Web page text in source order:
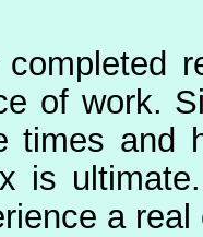
of work.
times and
is
a